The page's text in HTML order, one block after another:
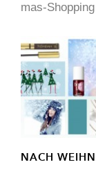
mas-
NACH